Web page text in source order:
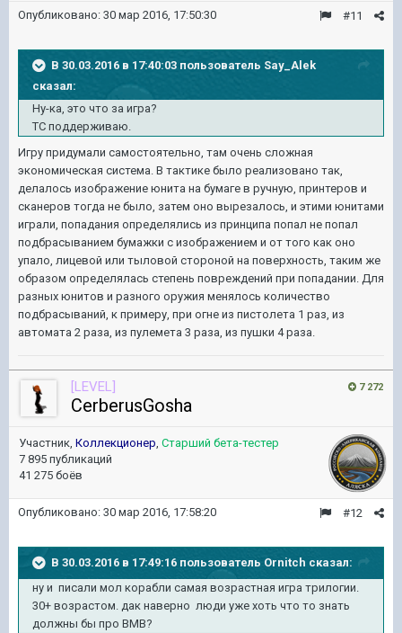
#11
Опубликовано: 30 мар 2016, 17:50:30
В 30.03.2016 в 17:40:03 пользователь Say_Alek
сказал:
Ну-ка, это что за игра?
ТС поддерживаю.
Игру придумали самостоятельно, там очень сложная
экономическая система. В тактике было реализовано так,
делалось изображение юнита на бумаге в ручную, принтеров и
сканеров тогда не было, затем оно вырезалось, и этими юнитами
играли, попадания определялись из принципа попал не попал
подбрасыванием бумажки с изображением и от того как оно
упало, лицевой или тыловой стороной на поверхность, таким же
образом определялась степень повреждений при попадании. Для
разных юнитов и разного оружия менялось количество
подбрасываний, к примеру, при огне из пистолета 1 раз, из
автомата 2 раза, из пулемета 3 раза, из пушки 4 раза.
7 272
[LEVEL]
CerberusGosha
Участник, Коллекционер, Старший бета-тестер
7 895 публикаций
41 275 боёв
#12
Опубликовано: 30 мар 2016, 17:58:20
В 30.03.2016 в 17:49:16 пользователь Ornitch сказал:
ну и писали мол корабли самая возрастная игра трилогии.
30+ возрастом. дак наверно люди уже хоть что то знать
должны бы про ВМВ?